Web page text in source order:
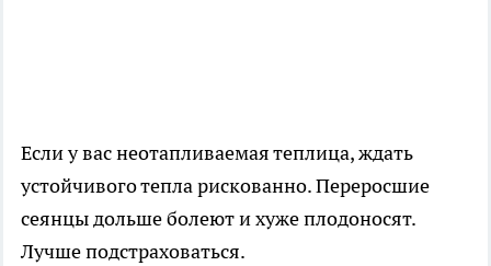
Если у вас неотапливаемая теплица, ждать
устойчивого тепла рискованно. Переросшие
сеянцы дольше болеют и хуже плодоносят.
Лучше подстраховаться.